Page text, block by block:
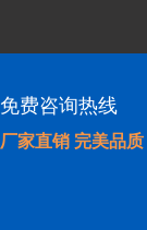
免费咨询热线
厂家直销 完美品质